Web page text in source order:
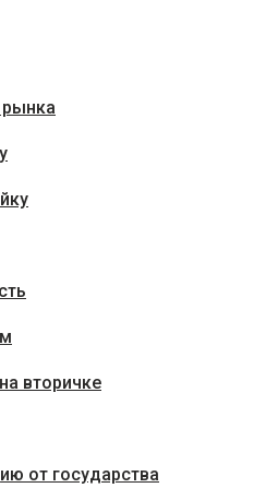
рынка
вторичке
от государства